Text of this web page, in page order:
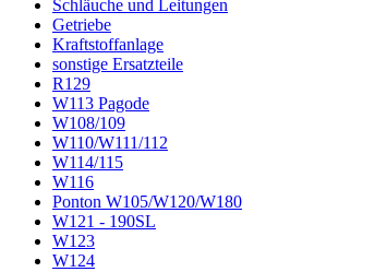
Schläuche und Leitungen
Getriebe
Kraftstoffanlage
sonstige Ersatzteile
R129
W113 Pagode
W108/109
W110/W111/112
W114/115
W116
Ponton W105/W120/W180
W121 - 190SL
W123
W124